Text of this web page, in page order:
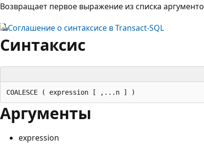
Возвращает первое выражение из списка
Соглашение о синтаксисе в Transact-SQL
Синтаксис
Аргументы
expression